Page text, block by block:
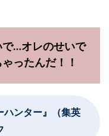
で…オレのせいで
ったんだ！！
ハンター』（集英